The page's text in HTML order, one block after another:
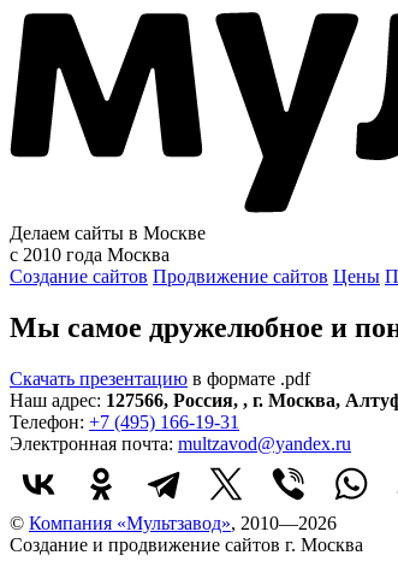
Делаем сайты в Москве
с 2010 года Москва
Создание сайтов Продвижение сайтов Цены
Мы самое дружелюбное и
Скачать презентацию в формате .pdf
Наш адрес: 127566, Россия, , г. Москва,
Телефон: +7 (495) 166-19-31
Электронная почта: multzavod@yandex.ru
© Компания «Мультзавод», 2010—2026
Создание и продвижение сайтов г. Москва